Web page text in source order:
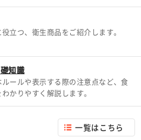
立つ、衛生商品をご紹介します。
知識
ールや表示する際の注意点など、食
かりやすく解説します。
一覧はこちら